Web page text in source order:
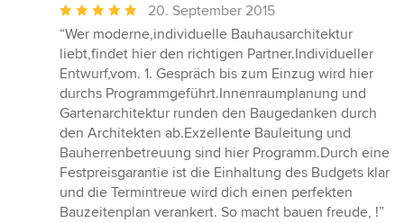
Durchschnittliche
Bewertung:
5
von
5
Sternen
20. September 2015
“Wer moderne,individuelle Bauhausarchitektur
liebt,findet hier den richtigen Partner.Individueller
Entwurf,vom. 1. Gespräch bis zum Einzug wird hier
durchs Programmgeführt.Innenraumplanung und
Gartenarchitektur runden den Baugedanken durch
den Architekten ab.Exzellente Bauleitung und
Bauherrenbetreuung sind hier Programm.Durch eine
Festpreisgarantie ist die Einhaltung des Budgets klar
und die Termintreue wird dich einen perfekten
Bauzeitenplan verankert. So macht bauen freude, !”